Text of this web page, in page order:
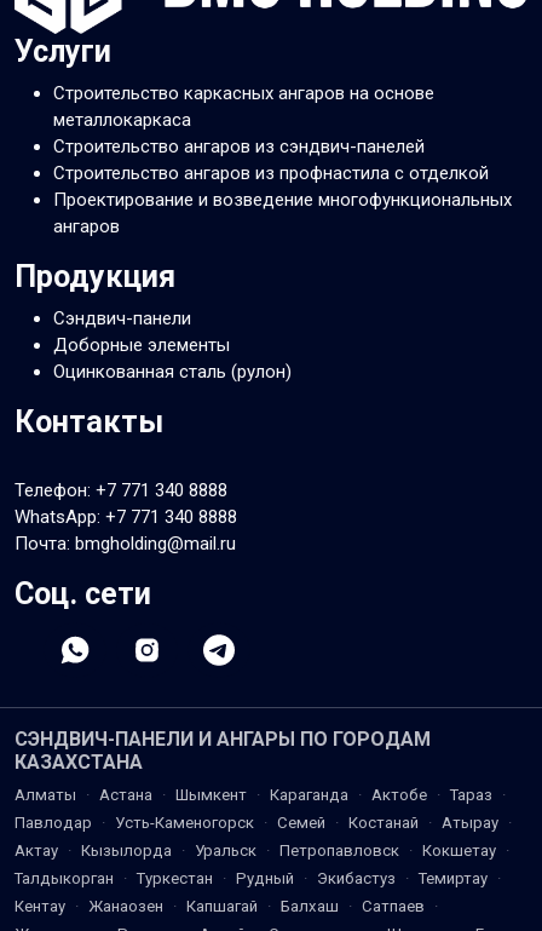
Услуги
Строительство каркасных ангаров на основе
металлокаркаса
Строительство ангаров из сэндвич-панелей
Строительство ангаров из профнастила с отделкой
Проектирование и возведение многофункциональных
ангаров
Продукция
Сэндвич-панели
Доборные элементы
Оцинкованная сталь (рулон)
Контакты
Телефон: +7 771 340 8888
WhatsApp: +7 771 340 8888
Почта: bmgholding@mail.ru
Соц. сети
СЭНДВИЧ-ПАНЕЛИ И АНГАРЫ ПО ГОРОДАМ
КАЗАХСТАНА
Алматы · Астана · Шымкент · Караганда · Актобе · Тараз
·
Павлодар
· Усть-Каменогорск · Семей · Костанай · Атырау ·
Актау · Кызылорда · Уральск · Петропавловск · Кокшетау ·
Талдыкорган
· Туркестан · Рудный · Экибастуз · Темиртау ·
Кентау · Жанаозен · Капшагай · Балхаш · Сатпаев
·